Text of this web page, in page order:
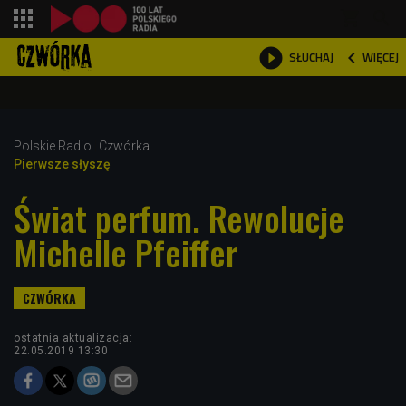
 SŁUCHAJ  WIĘCEJ

Polskie Radio
Czwórka
Pierwsze słyszę
Świat perfum. Rewolucje
Michelle Pfeiffer
ostatnia aktualizacja:
22.05.2019 13:30